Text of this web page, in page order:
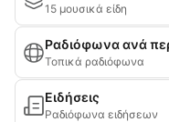
15 μουσικά είδη
Ραδιόφωνα ανά
Τοπικά ραδιόφωνα
Ειδήσεις
Ραδιόφωνα ειδήσεων